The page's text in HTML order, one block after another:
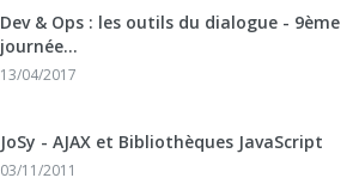
Dev & Ops : les outils du dialogue - 9ème
journée...
13/04/2017
JoSy - AJAX et Bibliothèques JavaScript
03/11/2011